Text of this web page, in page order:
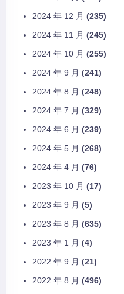
2024 年 12 月 (235)
2024 年 11 月 (245)
2024 年 10 月 (255)
2024 年 9 月 (241)
2024 年 8 月 (248)
2024 年 7 月 (329)
2024 年 6 月 (239)
2024 年 5 月 (268)
2024 年 4 月 (76)
2023 年 10 月 (17)
2023 年 9 月 (5)
2023 年 8 月 (635)
2023 年 1 月 (4)
2022 年 9 月 (21)
2022 年 8 月 (496)